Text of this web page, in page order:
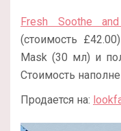
Fresh Soothe
(стоимость
Mask (30 мл) и
Стоимость
Продается на: